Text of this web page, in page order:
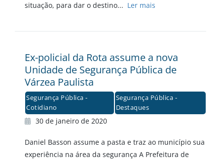
situação, para dar o destino... Ler mais
Ex-policial da Rota assume a nova
Unidade de Segurança Pública de
Várzea Paulista
Segurança Pública -
Cotidiano
Segurança Pública -
Destaques
30 de janeiro de 2020
Daniel Basson assume a pasta e traz ao município sua
experiência na área da segurança A Prefeitura de